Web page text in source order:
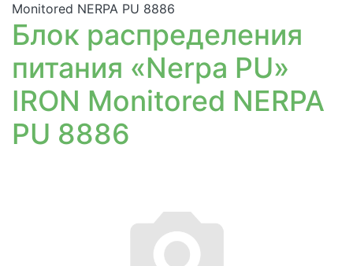
Monitored NERPA PU 8886
Блок распределения
питания «Nerpa PU»
IRON Monitored NERPA
PU 8886